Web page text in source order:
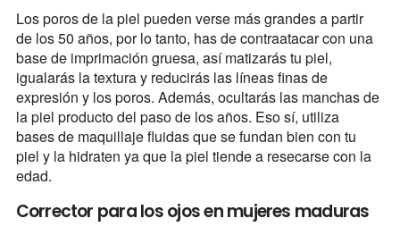
Los poros de la piel pueden verse más grandes a partir
de los 50 años, por lo tanto, has de contraatacar con una
base de imprimación gruesa, así matizarás tu piel,
igualarás la textura y reducirás las líneas finas de
expresión y los poros. Además, ocultarás las manchas de
la piel producto del paso de los años. Eso sí, utiliza
bases de maquillaje fluidas que se fundan bien con tu
piel y la hidraten ya que la piel tiende a resecarse con la
edad.
Corrector para los ojos en mujeres maduras